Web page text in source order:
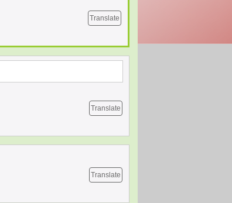
Translate
Translate
Translate